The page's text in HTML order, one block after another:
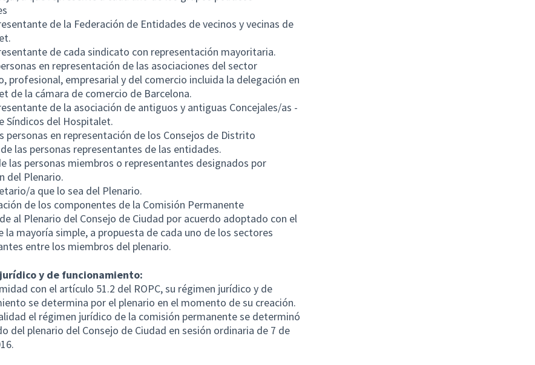
de la Federación de Entidades de vecinos y vecinas de
de cada sindicato con representación mayoritaria.
en representación de las asociaciones del sector
profesional, empresarial y del comercio incluida la delegación en
de la cámara de comercio de Barcelona.
de la asociación de antiguos y antiguas Concejales/as -
Síndicos del Hospitalet.
personas en representación de los Consejos de Distrito
las personas representantes de las entidades.
las personas miembros o representantes designados por
del Plenario.
a que lo sea del Plenario.
de los componentes de la Comisión Permanente
al Plenario del Consejo de Ciudad por acuerdo adoptado con el
la mayoría simple, a propuesta de cada uno de los sectores
entre los miembros del plenario.
y de funcionamiento:
con el artículo 51.2 del ROPC, su régimen jurídico y de
se determina por el plenario en el momento de su creación.
el régimen jurídico de la comisión permanente se determinó
del plenario del Consejo de Ciudad en sesión ordinaria de 7 de